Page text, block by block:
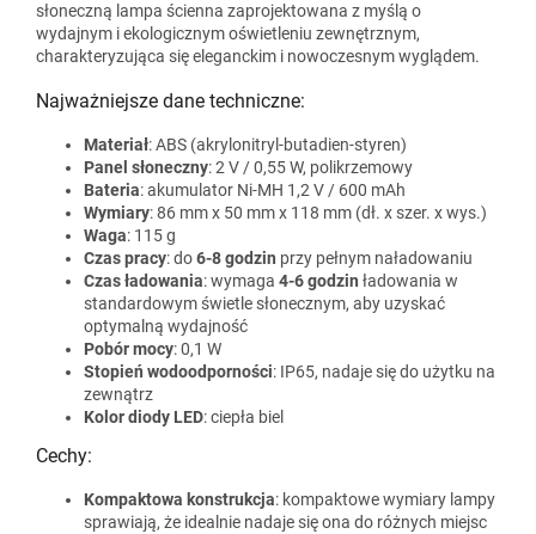
słoneczną lampa ścienna zaprojektowana z myślą o
wydajnym i ekologicznym oświetleniu zewnętrznym,
charakteryzująca się eleganckim i nowoczesnym wyglądem.
Najważniejsze dane techniczne:
Materiał: ABS (akrylonitryl-butadien-styren)
Panel słoneczny: 2 V / 0,55 W, polikrzemowy
Bateria: akumulator Ni-MH 1,2 V / 600 mAh
Wymiary: 86 mm x 50 mm x 118 mm (dł. x szer. x wys.)
Waga: 115 g
Czas pracy: do6-8 godzin przy pełnym naładowaniu
Czas ładowania: wymaga 4-6 godzin ładowania w
standardowym świetle słonecznym, aby uzyskać
optymalną wydajność
Pobór mocy: 0,1 W
Stopień wodoodporności: IP65, nadaje się do użytku na
zewnątrz
Kolor diody LED: ciepła biel
Cechy:
Kompaktowa konstrukcja: kompaktowe wymiary lampy
sprawiają, że idealnie nadaje się ona do różnych miejsc